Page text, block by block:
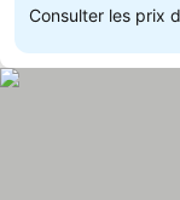
Consulter les prix